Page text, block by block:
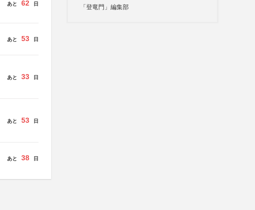
あと 62 日
あと 53 日
あと 33 日
あと 53 日
あと 38 日
「登竜門」編集部